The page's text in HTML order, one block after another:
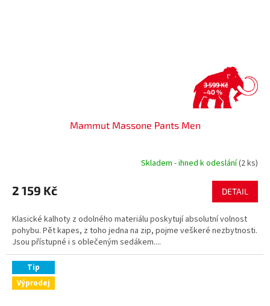
3 599 Kč
–40 %
Mammut Massone Pants Men
Skladem - ihned k odeslání(2 ks)
2 159 Kč DETAIL
Klasické kalhoty z odolného materiálu poskytují absolutní volnost
pohybu. Pět kapes, z toho jedna na zip, pojme veškeré nezbytnosti.
Jsou přístupné i s oblečeným sedákem....
Tip
Výprodej